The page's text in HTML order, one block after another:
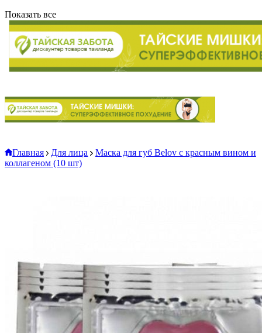
Показать все
Главная Для лица
Маска для губ Belov с красным вином и
коллагеном (10 шт)